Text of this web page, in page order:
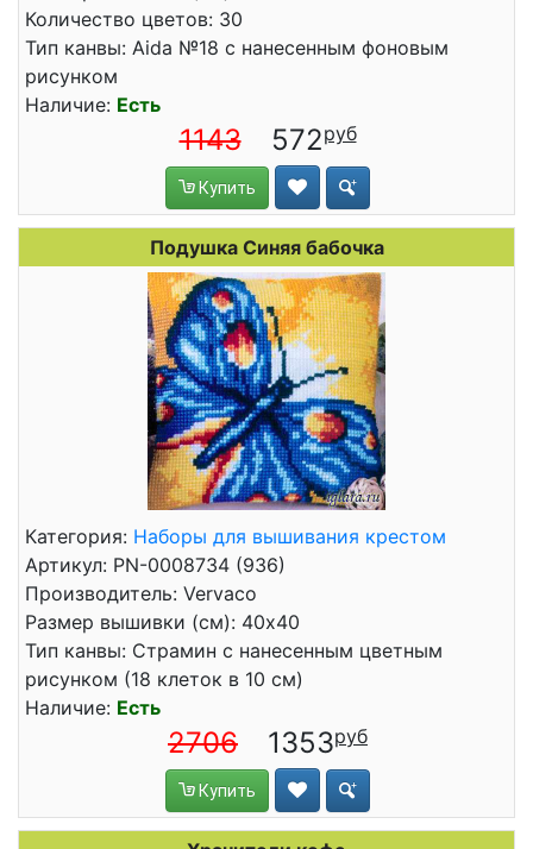
Количество цветов: 30
Тип канвы: Aida №18 с нанесенным фоновым
рисунком
Наличие: Есть
1143 572
Купить
Подушка Синяя бабочка
Категория: Наборы для вышивания крестом
Артикул: PN-0008734 (936)
Производитель: Vervaco
Размер вышивки (см): 40x40
Тип канвы: Страмин с нанесенным цветным
рисунком (18 клеток в 10 см)
Наличие: Есть
2706 1353
Купить